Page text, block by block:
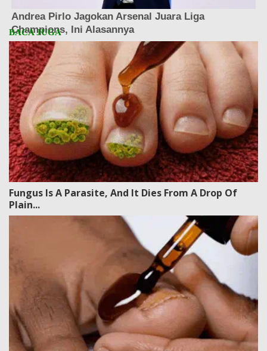
Fungus Is A Parasite, And It Dies From A Drop Of
Plain...